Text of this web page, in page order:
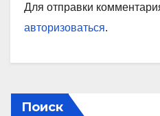
Для отправки
авторизоваться.
Поиск